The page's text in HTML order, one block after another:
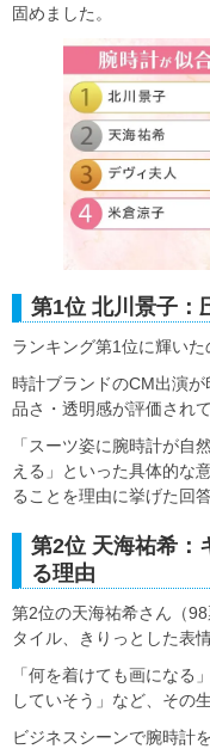
固めました。
第1位 北川景子：
ランキング第1位に輝いた
時計ブランドのCM出演
品さ・透明感が評価されて
「スーツ姿に腕時計が自
える」といった具体的な
ることを理由に挙げた回
第2位 天海祐希：
る理由
第2位の天海祐希さん（
タイル、きりっとした表
「何を着けても画になる
していそう」など、その
ビジネスシーンで腕時計